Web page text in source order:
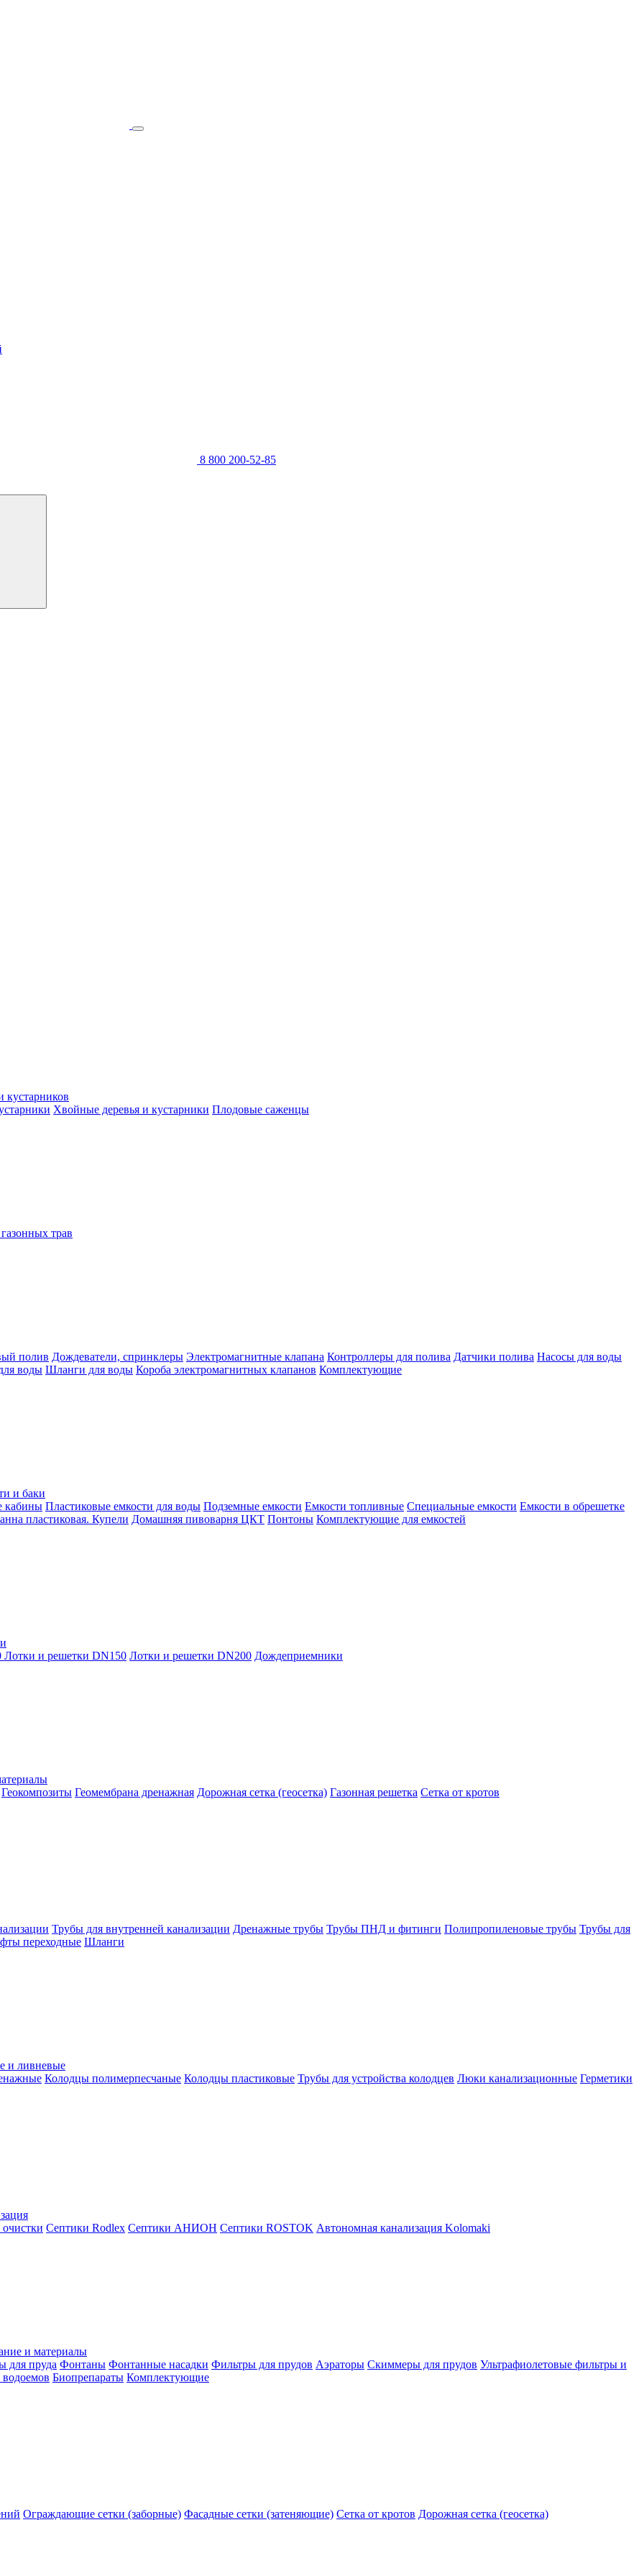
8 800 200-52-85
кустарников
Хвойные деревья и кустарники Плодовые саженцы
трав
полив Дождеватели, спринклеры Электромагнитные клапана Контроллеры для полива Датчики полива Насосы для воды
воды Шланги для воды Короба электромагнитных клапанов Комплектующие
и баки
кабины Пластиковые емкости для воды Подземные емкости Емкости топливные Специальные емкости Емкости в обрешетке
пластиковая. Купели Домашняя пивоварня ЦКТ Понтоны Комплектующие для емкостей
Лотки и решетки DN150 Лотки и решетки DN200 Дождеприемники
Геокомпозиты Геомембрана дренажная Дорожная сетка (геосетка) Газонная решетка Сетка от кротов
Трубы для внутренней канализации Дренажные трубы Трубы ПНД и фитинги Полипропиленовые трубы Трубы для
переходные Шланги
и ливневые
Колодцы полимерпесчаные Колодцы пластиковые Трубы для устройства колодцев Люки канализационные Герметики
Септики Rodlex Септики АНИОН Септики ROSTOK Автономная канализация Kolomaki
и материалы
для пруда Фонтаны Фонтанные насадки Фильтры для прудов Аэраторы Скиммеры для прудов Ультрафиолетовые фильтры и
Биопрепараты Комплектующие
Ограждающие сетки (заборные) Фасадные сетки (затеняющие) Сетка от кротов Дорожная сетка (геосетка)